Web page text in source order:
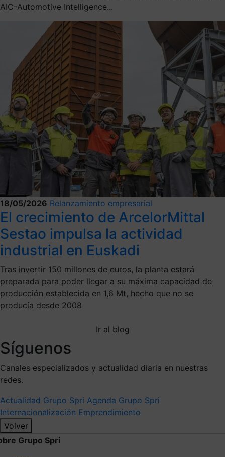
AIC-Automotive Intelligence...
18/05/2026 Relanzamiento empresarial
El crecimiento de ArcelorMittal
Sestao impulsa la actividad
industrial en Euskadi
Tras invertir 150 millones de euros, la planta estará
preparada para poder llegar a su máxima capacidad de
producción establecida en 1,6 Mt, hecho que no se
producía desde 2008
Ir al blog
Síguenos
Canales especializados y actualidad diaria en nuestras
redes.
Actualidad Grupo Spri Agenda Grupo Spri
Internacionalización Emprendimiento
Volver
Grupo Spri